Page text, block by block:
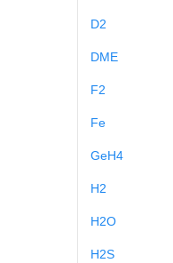
D2
DME
F2
Fe
GeH4
H2
H2O
H2S